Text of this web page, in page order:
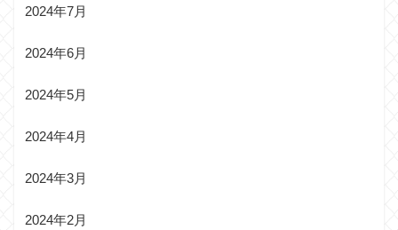
2024年7月
2024年6月
2024年5月
2024年4月
2024年3月
2024年2月